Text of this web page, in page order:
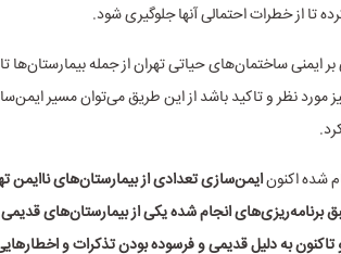
تا از خطرات احتمالی آنها جلوگیری شود.
ایمنی ساختمان‌های حیاتی تهران از جمله بیمارستان‌ها
مورد نظر و تاکید باشد از این طریق می‌توان مسیر
شده اکنونایمن‌سازی تعدادی از بیمارستان‌های ناایمن
انجام شده یکی از بیمارستان‌های قدیمی
تاکنون به دلیل قدیمی و فرسوده بودن تذکرات و